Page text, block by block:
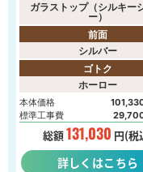
ガラストップ（シルキー
ー）
前面
シルバー
ゴトク
ホーロー
本体価格
標準工事費
総額131,030 円(税
詳しくはこちら